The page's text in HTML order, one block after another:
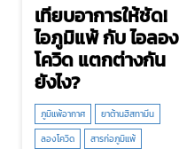
เทียบอาการให้ชัด!
ไอภูมิแพ้ กับ ไอลอง
โควิด แตกต่างกัน
ยังไง?
ภูมิแพ้อากาศ
ยาต้านฮิสทามีน
ลองโควิด
สารก่อภูมิแพ้